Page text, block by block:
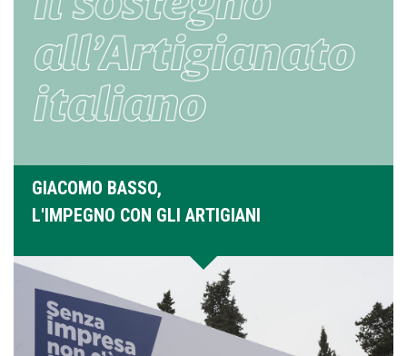
GIACOMO BASSO,
L'IMPEGNO CON GLI ARTIGIANI